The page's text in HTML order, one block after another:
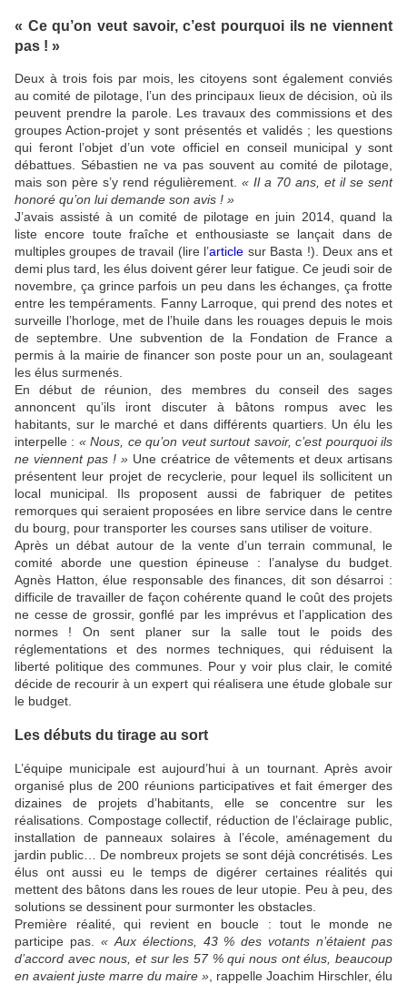
« Ce qu’on veut savoir, c’est pourquoi ils ne viennent
pas ! »
Deux à trois fois par mois, les citoyens sont également conviés
au comité de pilotage, l’un des principaux lieux de décision, où ils
peuvent prendre la parole. Les travaux des commissions et des
groupes Action-projet y sont présentés et validés ; les questions
qui feront l’objet d’un vote officiel en conseil municipal y sont
débattues. Sébastien ne va pas souvent au comité de pilotage,
mais son père s’y rend régulièrement. « Il a 70 ans, et il se sent
honoré qu’on lui demande son avis ! »
J’avais assisté à un comité de pilotage en juin 2014, quand la
liste encore toute fraîche et enthousiaste se lançait dans de
multiples groupes de travail (lire l’article sur Basta !). Deux ans et
demi plus tard, les élus doivent gérer leur fatigue. Ce jeudi soir de
novembre, ça grince parfois un peu dans les échanges, ça frotte
entre les tempéraments. Fanny Larroque, qui prend des notes et
surveille l’horloge, met de l’huile dans les rouages depuis le mois
de septembre. Une subvention de la Fondation de France a
permis à la mairie de financer son poste pour un an, soulageant
les élus surmenés.
En début de réunion, des membres du conseil des sages
annoncent qu’ils iront discuter à bâtons rompus avec les
habitants, sur le marché et dans différents quartiers. Un élu les
interpelle : « Nous, ce qu’on veut surtout savoir, c’est pourquoi ils
ne viennent pas ! » Une créatrice de vêtements et deux artisans
présentent leur projet de recyclerie, pour lequel ils sollicitent un
local municipal. Ils proposent aussi de fabriquer de petites
remorques qui seraient proposées en libre service dans le centre
du bourg, pour transporter les courses sans utiliser de voiture.
Après un débat autour de la vente d’un terrain communal, le
comité aborde une question épineuse : l’analyse du budget.
Agnès Hatton, élue responsable des finances, dit son désarroi :
difficile de travailler de façon cohérente quand le coût des projets
ne cesse de grossir, gonflé par les imprévus et l’application des
normes ! On sent planer sur la salle tout le poids des
réglementations et des normes techniques, qui réduisent la
liberté politique des communes. Pour y voir plus clair, le comité
décide de recourir à un expert qui réalisera une étude globale sur
le budget.
Les débuts du tirage au sort
L’équipe municipale est aujourd’hui à un tournant. Après avoir
organisé plus de 200 réunions participatives et fait émerger des
dizaines de projets d’habitants, elle se concentre sur les
réalisations. Compostage collectif, réduction de l’éclairage public,
installation de panneaux solaires à l’école, aménagement du
jardin public… De nombreux projets se sont déjà concrétisés. Les
élus ont aussi eu le temps de digérer certaines réalités qui
mettent des bâtons dans les roues de leur utopie. Peu à peu, des
solutions se dessinent pour surmonter les obstacles.
Première réalité, qui revient en boucle : tout le monde ne
participe pas. « Aux élections, 43 % des votants n’étaient pas
d’accord avec nous, et sur les 57 % qui nous ont élus, beaucoup
en avaient juste marre du maire » , rappelle Joachim Hirschler, élu